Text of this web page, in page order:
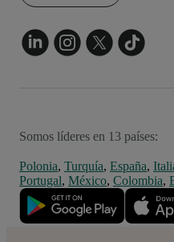
Somos líderes en 13 países:
Polonia, Turquía, España,
Portugal, México, Colombia,